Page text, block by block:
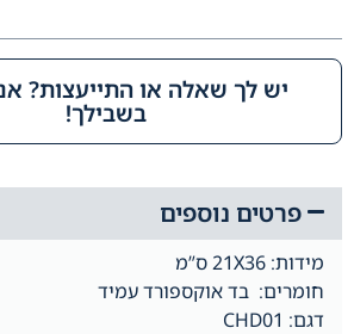
פרטים נוספים
מידות: 21X36 ס”מ
חומרים: בד אוקספורד עמיד
דגם: CHD01
יש לך שאלה או התייעצות?
בשבילך!​